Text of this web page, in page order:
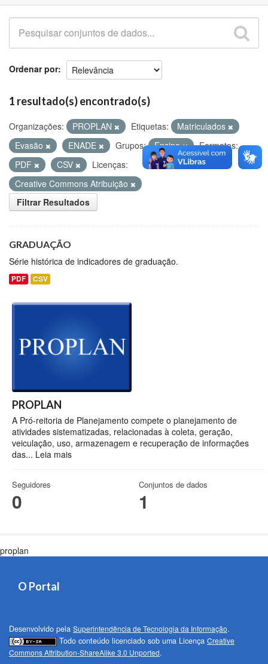
Ordenar por
1 resultado(s) encontrado(s)
Organizações: PROPLAN Etiquetas:
Matriculados
Evasão
ENADE Grupos: Ensino
Formatos:
PDF
CSV
Licenças:
Creative Commons Atribuição
Filtrar Resultados
GRADUAÇÃO
Série histórica de indicadores de graduação.
PDF CSV
PROPLAN
A Pró-reitoria de Planejamento compete o planejamento de
atividades sistematizadas, relacionadas à coleta, geração,
veiculação, uso, armazenagem e recuperação de informações
das... Leia mais
Seguidores
0
Conjuntos de dados
1
proplan
O Portal
Desenvolvido pela Superintendência de Tecnologia da Informação.
Todo conteúdo licenciado sob uma Licença Creative
Commons Attribution-ShareAlike 3.0 Unported.